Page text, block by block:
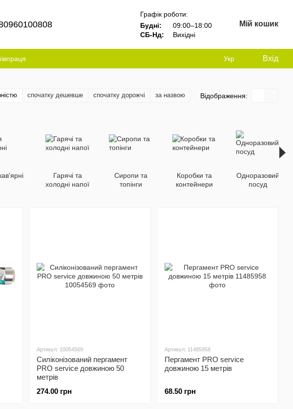
Графік роботи:
Будні:
09:00–18:00
СБ-Нд:
Вихідні
Мій кошик
Укр Вхід
спочатку дешевше спочатку дорожчі за назвою Відображення:
Гарячі та
холодні напої
Сиропи та
топінги
Коробки та
контейнери
Одноразовий
посуд
Артикул: 10054569
Силіконізований пергамент
PRO service довжиною 50
метрів
274.00 грн
Артикул: 11485958
Пергамент PRO service
довжиною 15 метрів
68.50 грн